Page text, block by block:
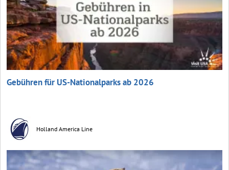
Gebühren für US-Nationalparks ab 2026
Holland America Line